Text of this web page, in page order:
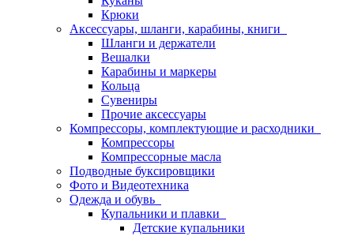
Крюки
Аксессуары, шланги, карабины, книги
Шланги и держатели
Вешалки
Карабины и маркеры
Кольца
Сувениры
Прочие аксессуары
Компрессоры, комплектующие и расходники
Компрессоры
Компрессорные масла
Подводные буксировщики
Фото и Видеотехника
Одежда и обувь
Купальники и плавки
Детские купальники